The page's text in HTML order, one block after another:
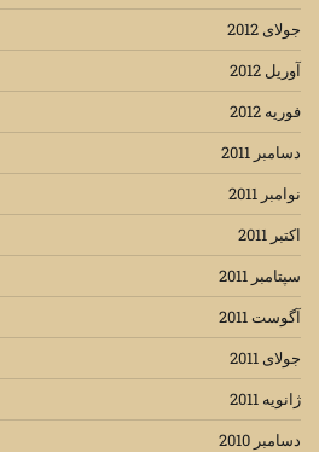
جولای 2012
آوریل 2012
فوریه 2012
دسامبر 2011
نوامبر 2011
اکتبر 2011
سپتامبر 2011
آگوست 2011
جولای 2011
ژانویه 2011
دسامبر 2010